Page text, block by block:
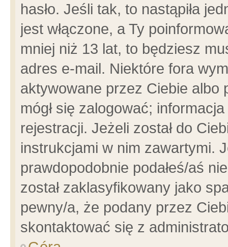
hasło. Jeśli tak, to nastąpiła
jest włączone, a Ty
mniej niż 13 lat, to będziesz
adres e-mail. Niektóre fora
aktywowane przez Ciebie albo
mógł się zalogować;
rejestracji. Jeżeli został do
instrukcjami w nim zawartymi.
prawdopodobnie podałeś/aś
został zaklasyfikowany jako
pewny/a, że podany przez
skontaktować się z